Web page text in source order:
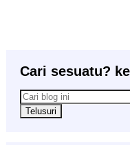
Cari sesuatu?